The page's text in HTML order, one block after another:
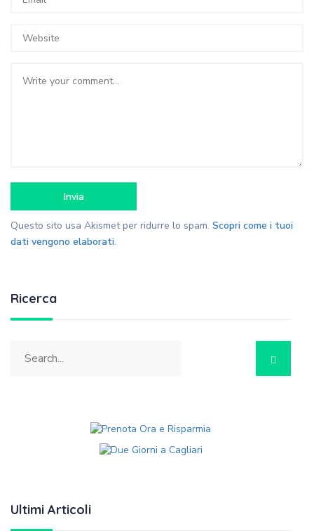
Questo sito usa Akismet per ridurre lo spam. Scopri come i tuoi
dati vengono elaborati.
Ricerca
Ultimi Articoli